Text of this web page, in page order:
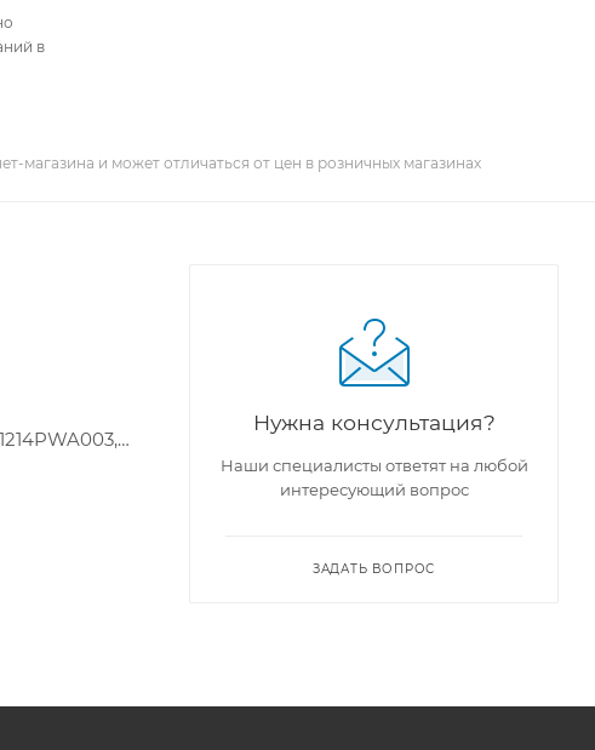
в
магазина и может отличаться от цен в розничных магазинах
Нужна консультация?
Наши специалисты ответят на любой
интересующий вопрос
ЗАДАТЬ ВОПРОС